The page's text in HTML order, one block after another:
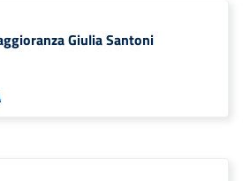
Giulia Santoni